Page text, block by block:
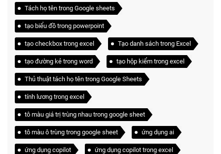
Tách họ tên trong Google sheets
tạo biểu đồ trong powerpoint
tạo checkbox trong excel Tạo danh sách trong Excel
tạo đường kẻ trong word tạo hộp kiểm trong excel
Thủ thuật tách họ tên trong Google Sheets
tính lương trong excel
tô màu giá trị trùng nhau trong google sheet
tô màu ô trùng trong google sheet ứng dụng ai
ứng dụng copilot ứng dụng copilot trong excel